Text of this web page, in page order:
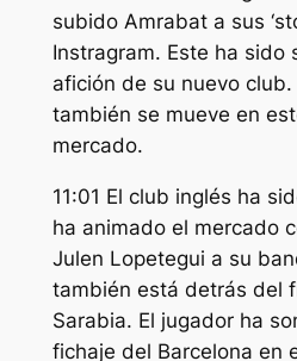
subido Amrabat a sus
Instragram. Este ha sido
afición de su nuevo club.
también se mueve en
mercado.
11:01 El club inglés ha
ha animado el mercado
Julen Lopetegui a su
también está detrás del
Sarabia. El jugador ha
fichaje del Barcelona en